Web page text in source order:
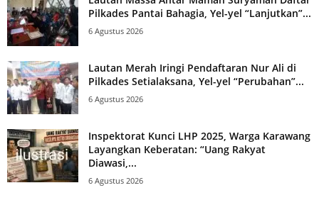
Pilkades Pantai Bahagia, Yel-yel “Lanjutkan”...
6 Agustus 2026
Lautan Merah Iringi Pendaftaran Nur Ali di
Pilkades Setialaksana, Yel-yel “Perubahan”...
6 Agustus 2026
Inspektorat Kunci LHP 2025, Warga Karawang
Layangkan Keberatan: “Uang Rakyat
Diawasi,...
6 Agustus 2026